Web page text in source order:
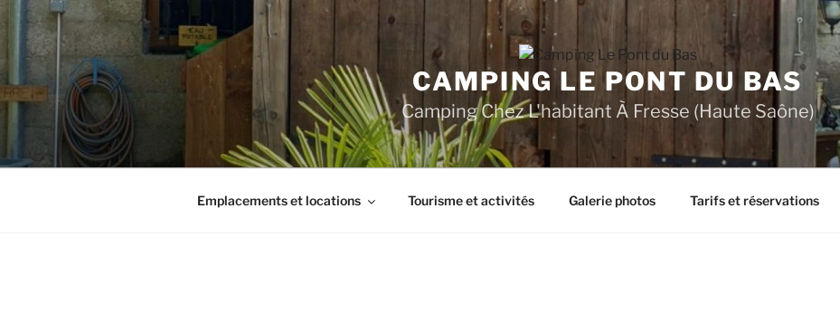
Aller
contenu
principal
CAMPING LE PONT DU BAS
Camping Chez L'habitant À Fresse (Haute Saône)
Emplacements et locations Tourisme et activités Galerie photos Tarifs et réservations